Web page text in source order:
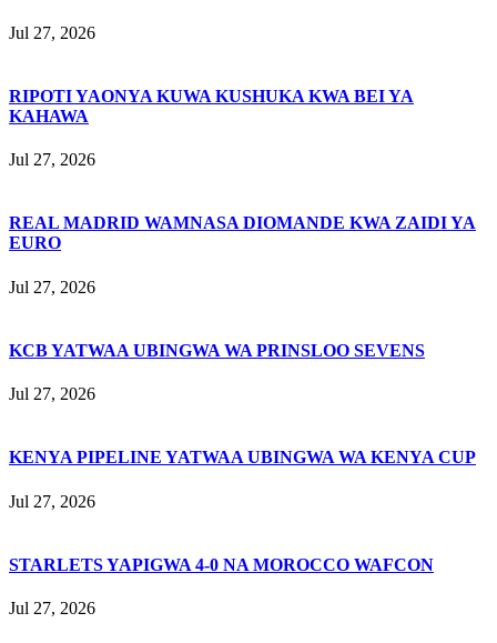
Jul 27, 2026
RIPOTI YAONYA KUWA KUSHUKA KWA BEI YA
KAHAWA
Jul 27, 2026
REAL MADRID WAMNASA DIOMANDE KWA ZAIDI YA
EURO
Jul 27, 2026
KCB YATWAA UBINGWA WA PRINSLOO SEVENS
Jul 27, 2026
KENYA PIPELINE YATWAA UBINGWA WA KENYA CUP
Jul 27, 2026
STARLETS YAPIGWA 4-0 NA MOROCCO WAFCON
Jul 27, 2026